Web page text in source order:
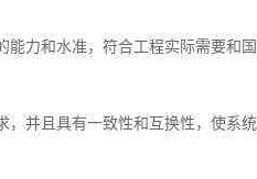
力和水准，符合工程实际需要和
并且具有一致性和互换性，使系